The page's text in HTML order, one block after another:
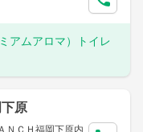
アムアロマ）トイレ
原
ＮＣＨ福岡下原内